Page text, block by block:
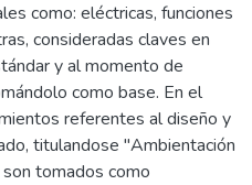
como: eléctricas, funciones
consideradas claves en
y al momento de
como base. En el
referentes al diseño y
titulandose "Ambientación
tomados como